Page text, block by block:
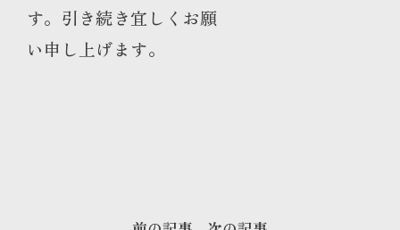
す。引き続き宜しくお願
い申し上げます。